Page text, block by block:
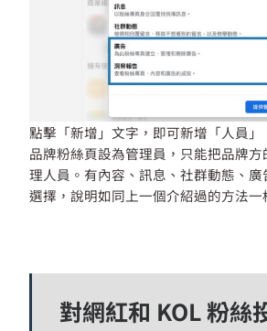
點擊「新增」文字，即可新增「人員
品牌粉絲頁設為管理員，只能把品牌
理人員。有內容、訊息、社群動態、廣
選擇，說明如同上一個介紹過的方法一
對網紅和 KOL 粉絲